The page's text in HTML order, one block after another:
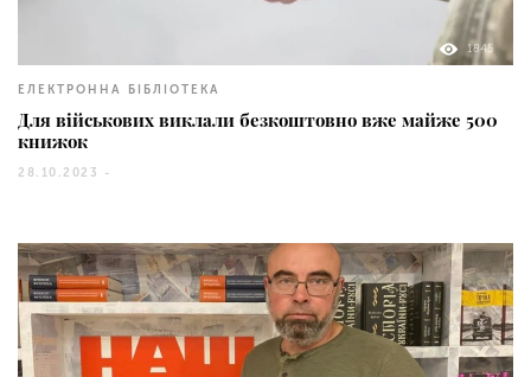
1845
ЕЛЕКТРОННА БІБЛІОТЕКА
Для військових виклали безкоштовно вже майже 500
книжок
28.10.2023 -